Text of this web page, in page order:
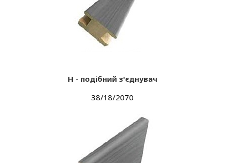
Н - подібний з'єднувач
38/18/2070